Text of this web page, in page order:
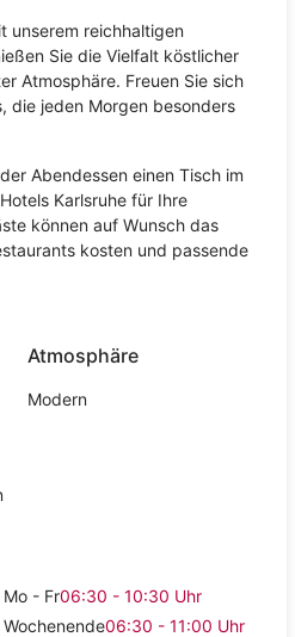
unserem reichhaltigen
Sie die Vielfalt köstlicher
Atmosphäre. Freuen Sie sich
die jeden Morgen besonders
Abendessen einen Tisch im
Karlsruhe für Ihre
können auf Wunsch das
kosten und passende
Atmosphäre
Modern
Mo - Fr06:30 - 10:30 Uhr
Wochenende06:30 - 11:00 Uhr